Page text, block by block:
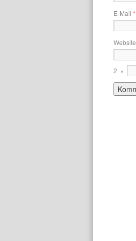
E-Mail *
Website
2 ×